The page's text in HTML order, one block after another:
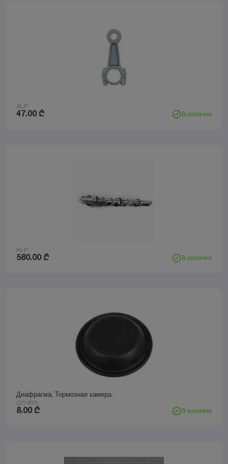
ALP
В наличии
47.00 ₾
ALP
В наличии
580.00 ₾
Диафрагма, Тормозная камера
OTHER
В наличии
8.00 ₾